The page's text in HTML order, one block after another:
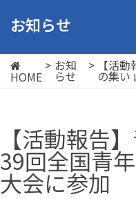
お知らせ
HOME
> お知
らせ
> 【活
の集い
【活動報告
39回全国青
大会に参加